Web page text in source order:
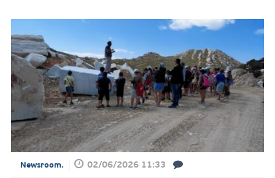
Newsroom. 02/06/2026 11:33